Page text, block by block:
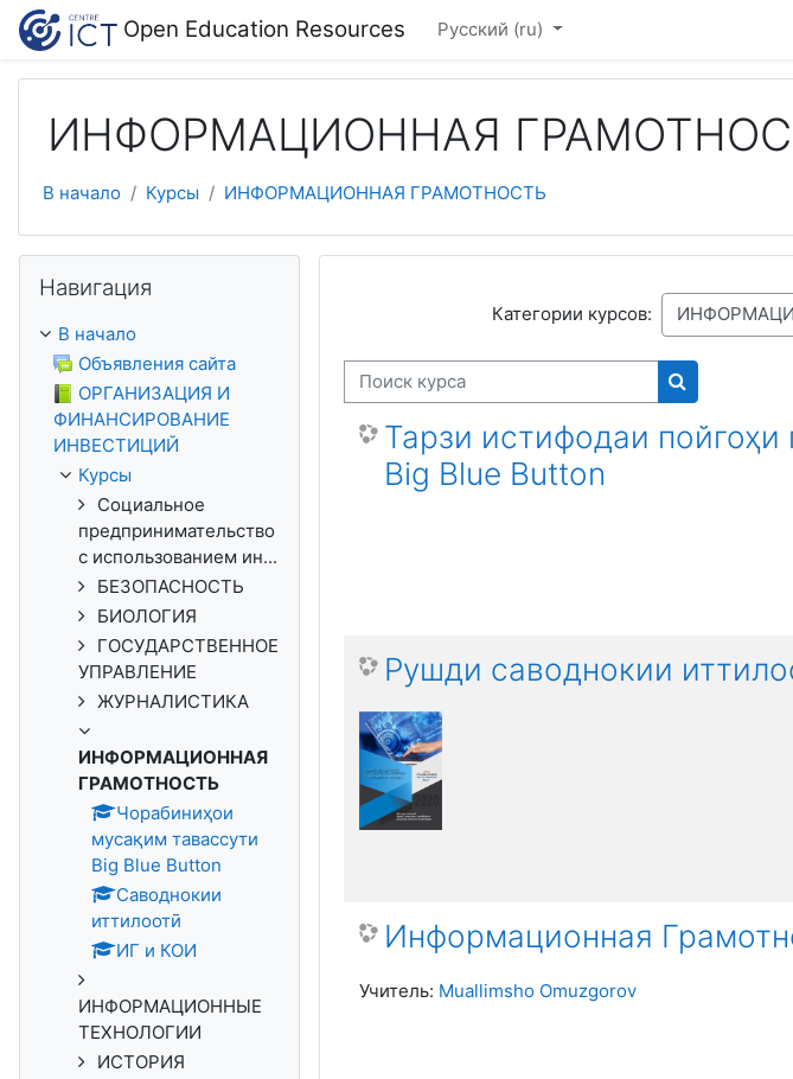
Перейти к основному содержанию
Open Education Resources Русский ‎(ru)‎
ИНФОРМАЦИОННАЯ
В начало Курсы ИНФОРМАЦИОННАЯ ГРАМОТНОСТЬ
Категории курсов:
Поиск курса
Поиск курса
Тарзи истифодаи
Big Blue Button
Рушди саводнокии
Информационная
Учитель: Muallimsho Omuzgorov
Навигация
В начало
Объявления сайта
ОРГАНИЗАЦИЯ И
ФИНАНСИРОВАНИЕ
ИНВЕСТИЦИЙ
Курсы
Социальное
предпринимательство
с использованием ин...
БЕЗОПАСНОСТЬ
БИОЛОГИЯ
ГОСУДАРСТВЕННОЕ
УПРАВЛЕНИЕ
ЖУРНАЛИСТИКА
ИНФОРМАЦИОННАЯ
ГРАМОТНОСТЬ
Чорабиниҳои
мусақим тавассути
Big Blue Button
Саводнокии
иттилоотӣ
ИГ и КОИ
ИНФОРМАЦИОННЫЕ
ТЕХНОЛОГИИ
ИСТОРИЯ